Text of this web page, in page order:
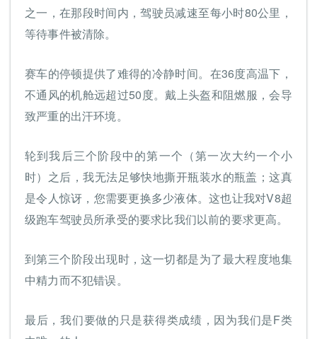
之一，在那段时间内，驾驶员减速至每小时80公里，
等待事件被清除。
赛车的停顿提供了难得的冷静时间。在36度高温下，
不通风的机舱远超过50度。戴上头盔和阻燃服，会导
致严重的出汗环境。
轮到我后三个阶段中的第一个（第一次大约一个小
时）之后，我无法足够快地撕开瓶装水的瓶盖；这真
是令人惊讶，您需要更换多少液体。这也让我对V8超
级跑车驾驶员所承受的要求比我们以前的要求更高。
到第三个阶段出现时，这一切都是为了最大程度地集
中精力而不犯错误。
最后，我们要做的只是获得类成绩，因为我们是F类